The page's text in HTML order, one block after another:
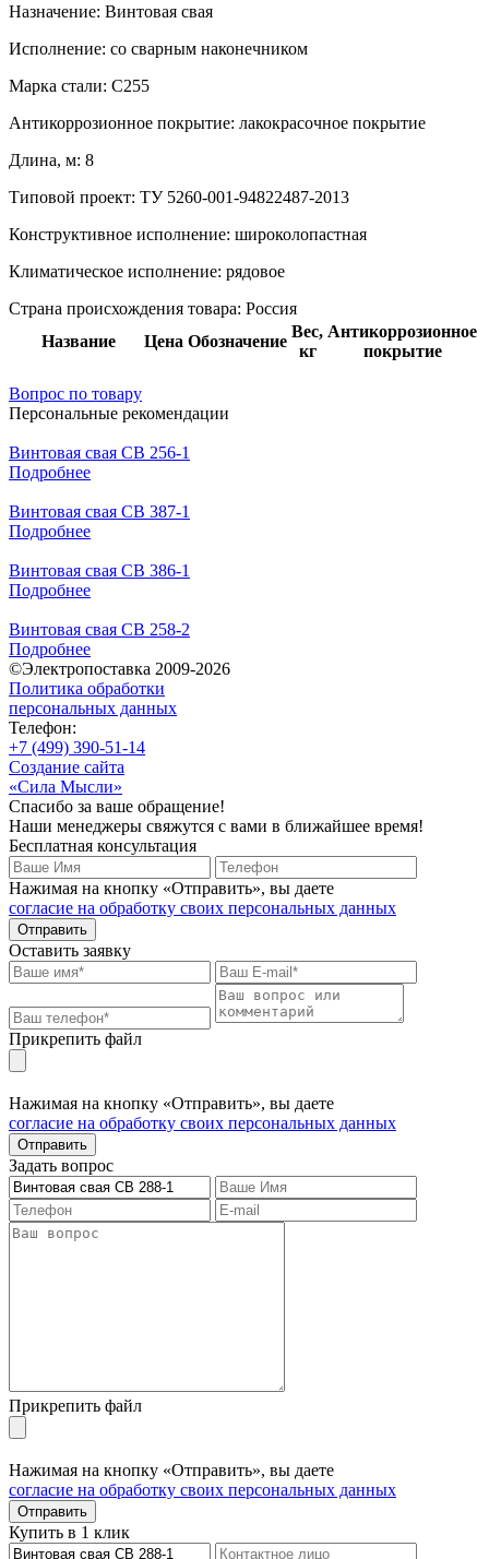
Назначение: Винтовая свая
Исполнение: со сварным наконечником
Марка стали: С255
Антикоррозионное покрытие: лакокрасочное покрытие
Длина, м: 8
Типовой проект: ТУ 5260-001-94822487-2013
Конструктивное исполнение: широколопастная
Климатическое исполнение: рядовое
Страна происхождения товара: Россия
Название
Цена Обозначение
Вес,
кг
Антикоррозионное
покрытие
Вопрос по товару
Персональные рекомендации
Винтовая свая СВ 256-1
Подробнее
Винтовая свая СВ 387-1
Подробнее
Винтовая свая СВ 386-1
Подробнее
Винтовая свая СВ 258-2
Подробнее
©Электропоставка 2009-2026
Политика обработки
персональных данных
Телефон:
+7 (499) 390-51-14
Создание сайта
«Сила Мысли»
Спасибо за ваше обращение!
Наши менеджеры свяжутся с вами в ближайшее время!
Бесплатная консультация
Нажимая на кнопку «Отправить», вы даете
согласие на обработку своих персональных данных
Отправить
Оставить заявку
Прикрепить файл
Нажимая на кнопку «Отправить», вы даете
согласие на обработку своих персональных данных
Отправить
Задать вопрос
Прикрепить файл
Нажимая на кнопку «Отправить», вы даете
согласие на обработку своих персональных данных
Отправить
Купить в 1 клик